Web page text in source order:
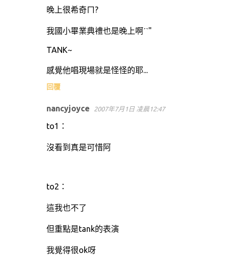
晚上很希奇ㄇ?
我國小畢業典禮也是晚上啊ˊˋ"
TANK~
感覺他唱現場就是怪怪的耶...
回覆
nancyjoyce 2007年7月1日 凌晨12:47
to1：
沒看到真是可惜阿
to2：
這我也不了
但重點是tank的表演
我覺得很ok呀